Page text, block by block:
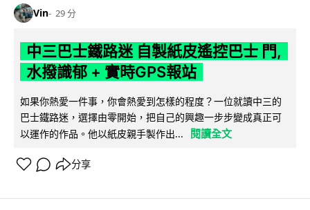
Vin 29 分
中三巴士鐵路迷 自製紙皮遙控巴士 門,
水撥識郁 + 實時GPS報站
如果你熱愛一件事，你會熱愛到怎樣的程度？一位就讀中三的
巴士鐵路迷，選擇由零開始，把自己的興趣一步步變成真正可
以運作的作品。他以紙皮親手製作出...
閱讀全文
分享